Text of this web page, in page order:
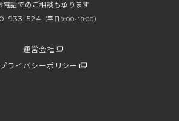
電話でのご相談も承ります
933-524 （平日9:00-18:00）
運営会社
プライバシーポリシー